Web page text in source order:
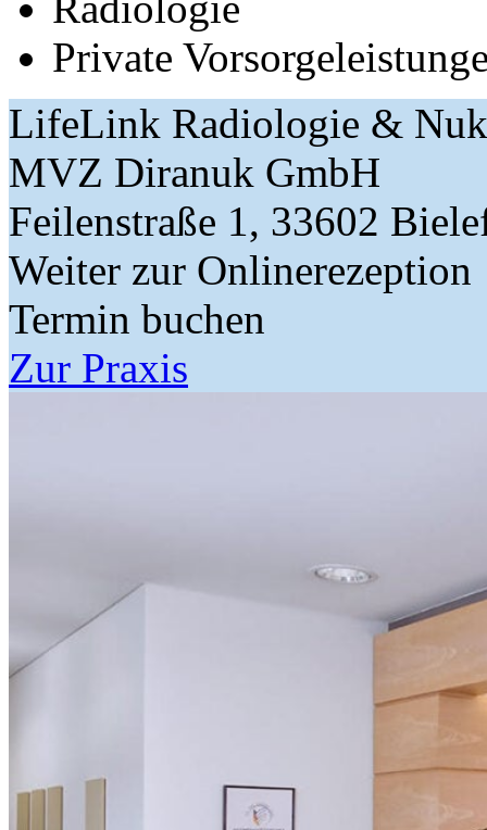
Private
LifeLink Radiologie &
MVZ Diranuk GmbH
Feilenstraße 1, 33602
Weiter zur Onlinerezeption
Termin buchen
Zur Praxis